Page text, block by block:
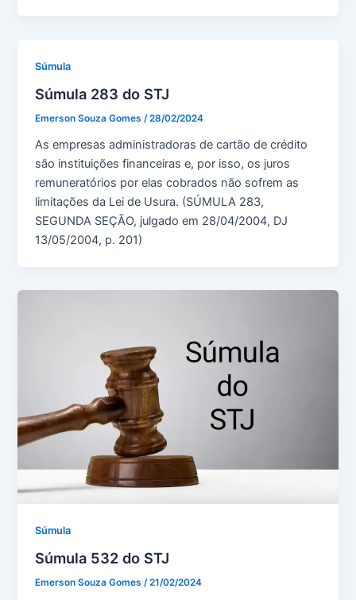
Súmula
Súmula 283 do STJ
Emerson Souza Gomes/28/02/2024
As empresas administradoras de cartão de crédito
são instituições financeiras e, por isso, os juros
remuneratórios por elas cobrados não sofrem as
limitações da Lei de Usura. (SÚMULA 283,
SEGUNDA SEÇÃO, julgado em 28/04/2004, DJ
13/05/2004, p. 201)
Súmula
Súmula 532 do STJ
Emerson Souza Gomes/21/02/2024